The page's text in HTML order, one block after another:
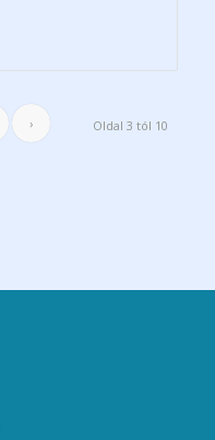
Oldal 3 tól 10
›